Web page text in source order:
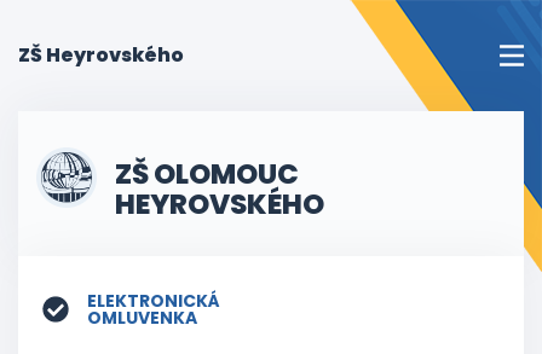
ZŠ Heyrovského
ZŠ OLOMOUC
HEYROVSKÉHO
ELEKTRONICKÁ
OMLUVENKA